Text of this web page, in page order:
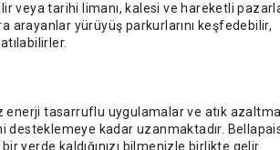
veya tarihi limanı, kalesi ve hareketli
arayanlar yürüyüş parkurlarını keşfedebilir,
tasarruflu uygulamalar ve atık
desteklemeye kadar uzanmaktadır.
yerde kaldığınızı bilmenizle birlikte gelir.